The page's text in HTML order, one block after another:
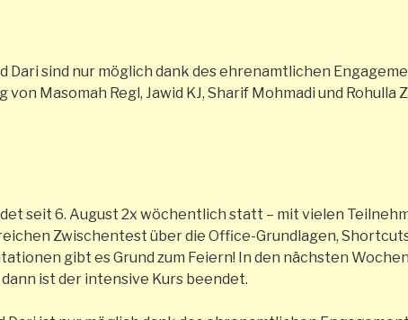
Dari sind nur möglich dank des ehrenamtlichen
Masomah Regl, Jawid KJ, Sharif Mohmadi und Rohulla
seit 6. August 2x wöchentlich statt – mit vielen
Zwischentest über die Office-Grundlagen,
gibt es Grund zum Feiern! In den nächsten
ist der intensive Kurs beendet.